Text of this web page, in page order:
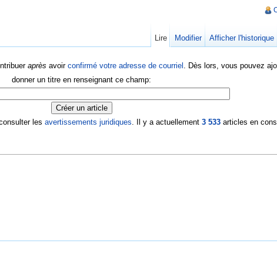
après avoir confirmé votre adresse de courriel . Dès lors, vous pouvez
donner un titre en renseignant ce champ:
les avertissements juridiques. Il y a actuellement 3 533articles en
Lire Modifier Afficher l'historique